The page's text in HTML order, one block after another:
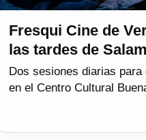
Fresqui Cine de
las tardes de
Dos sesiones diarias
en el Centro Cultural